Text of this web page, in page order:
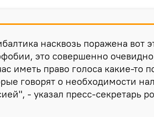
насквозь поражена вот
это совершенно
иметь право голоса какие-то
говорят о необходимости
- указал пресс-секретарь